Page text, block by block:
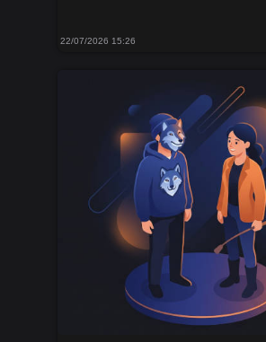
22/07/2026 15:26